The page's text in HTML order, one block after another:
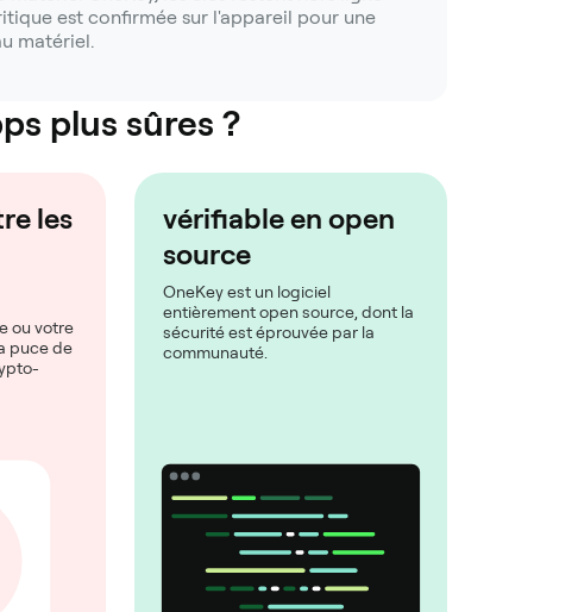
est confirmée sur l'appareil pour une
matériel.
plus sûres ?
les
ou votre
puce de
vérifiable en open
source
OneKey est un logiciel
entièrement open source, dont la
sécurité est éprouvée par la
communauté.